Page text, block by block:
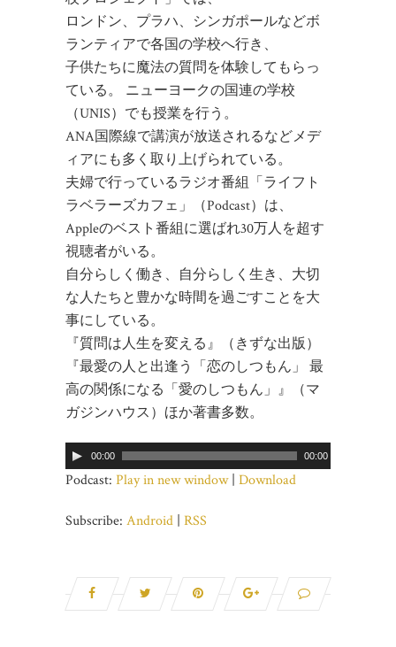
ロンドン、プラハ、シンガポールなどボ
ランティアで各国の学校へ行き、
子供たちに魔法の質問を体験してもらっ
ている。 ニューヨークの国連の学校
（UNIS）でも授業を行う。
ANA国際線で講演が放送されるなどメデ
ィアにも多く取り上げられている。
夫婦で行っているラジオ番組「ライフト
ラベラーズカフェ」（Podcast）は、
Appleのベスト番組に選ばれ30万人を超す
視聴者がいる。
自分らしく働き、自分らしく生き、大切
な人たちと豊かな時間を過ごすことを大
事にしている。
『質問は人生を変える』（きずな出版）
『最愛の人と出逢う「恋のしつもん」 最
高の関係になる「愛のしつもん」』（マ
ガジンハウス）ほか著書多数。
00:00 00:00
Podcast: Play in new window| Download
Subscribe: Android | RSS